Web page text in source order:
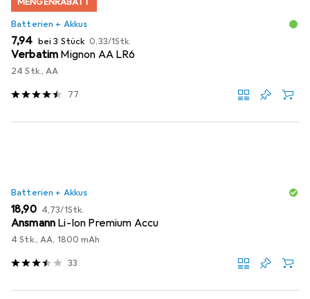
MENGENRABATT
Batterien + Akkus
EUR
7,94 bei 3 Stück EUR
0,33/1Stk.
Verbatim Mignon AA LR6
24 Stk., AA
77
Batterien + Akkus
EUR
18,90 EUR
4,73/1Stk.
Ansmann Li-Ion Premium Accu
4 Stk., AA, 1800 mAh
33